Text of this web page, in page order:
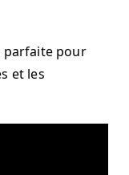
parfaite pour
et les